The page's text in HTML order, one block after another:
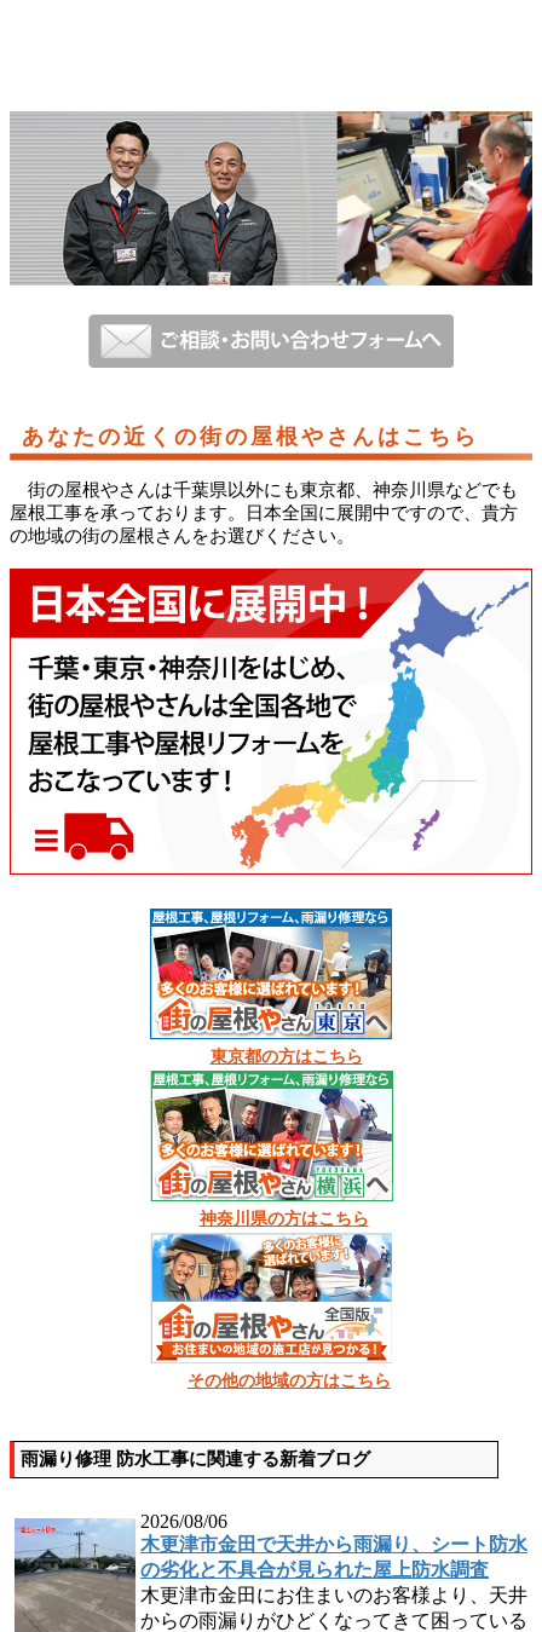
あなたの近くの街の屋根やさんはこちら
街の屋根やさんは千葉県以外にも東京都、神奈川県などでも
屋根工事を承っております。日本全国に展開中ですので、貴方
の地域の街の屋根さんをお選びください。
東京都の方はこちら
神奈川県の方はこちら
その他の地域の方はこちら
雨漏り修理 防水工事に関連する新着ブログ
2026/08/06
木更津市金田で天井から雨漏り、シート防水
の劣化と不具合が見られた屋上防水調査
木更津市金田にお住まいのお客様より、天井
からの雨漏りがひどくなってきて困っている